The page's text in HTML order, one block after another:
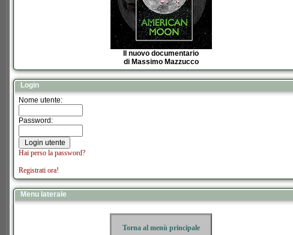
Il nuovo documentario
di Massimo Mazzucco
Login
Nome utente:
Password:
Hai perso la password?
Registrati ora!
Menu laterale
Torna al menù principale